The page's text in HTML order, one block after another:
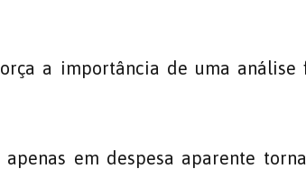
a importância de uma análise
em despesa aparente